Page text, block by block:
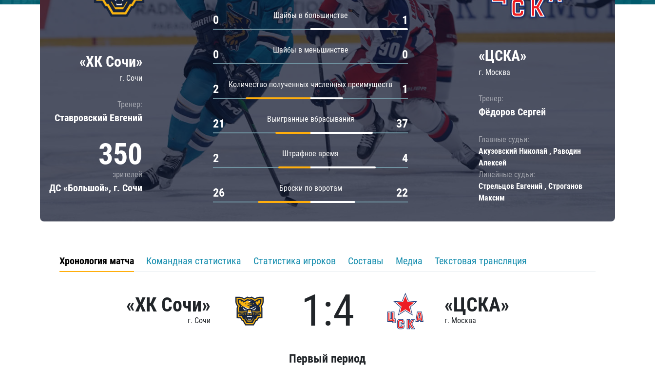
Локомотив
ЦСКА
Шанхайские Драконы
Амур
Барыс
Салават Юлаев
«ХК Сочи»
г. Сочи
Тренер:
Ставровский Евгений
350
зрителей
ДС «Большой», г. Сочи
Шайбы в большинстве
0 1
Шайбы в меньшинстве
0 0
Количество полученных численных преимуществ
2 1
Выигранные вбрасывания
21 37
Штрафное время
2 4
Броски по воротам
26 22
«ЦСКА»
г. Москва
Тренер:
Фёдоров Сергей
Главные судьи:
Акузовский Николай , Раводин
Алексей
Линейные судьи:
Стрельцов Евгений , Строганов
Максим
Хронология матча Командная статистика Статистика игроков Составы Медиа Текстовая трансляция
«ХК Сочи»
г. Сочи 1:4 «ЦСКА»
г. Москва
Первый период